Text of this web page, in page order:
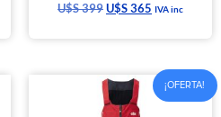
U$S399U$S365 IVA inc
¡OFERTA!